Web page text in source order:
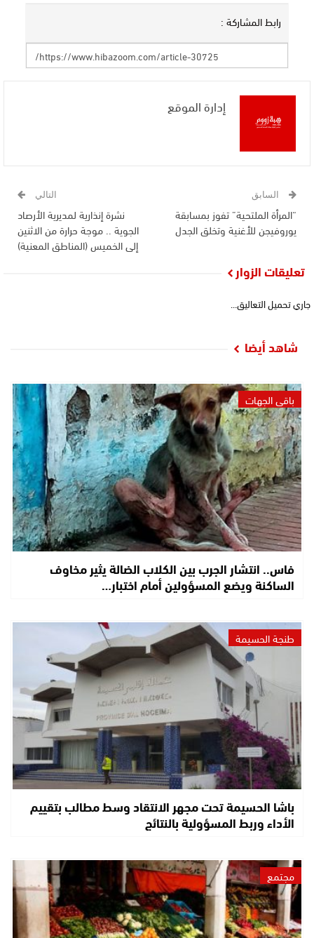
رابط المشاركة :
إدارة الموقع
السابق
“المرأة الملتحية” تفوز بمسابقة
يوروفيجن للأغنية وتخلق الجدل
التالي
نشرة إنذارية لمديرية الأرصاد
الجوية .. موجة حرارة من الاثنين
إلى الخميس (المناطق المعنية)
تعليقات الزوار
جاري تحميل التعاليق...
شاهد أيضا
باقي الجهات
فاس.. انتشار الجرب بين الكلاب الضالة يثير مخاوف
الساكنة ويضع المسؤولين أمام اختبار…
طنجة الحسيمة
باشا الحسيمة تحت مجهر الانتقاد وسط مطالب بتقييم
الأداء وربط المسؤولية بالنتائج
مجتمع